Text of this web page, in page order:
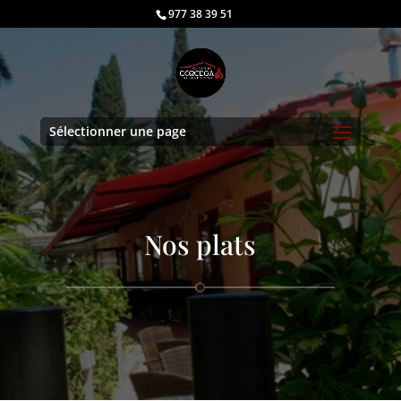
977 38 39 51
Sélectionner une page
Nos plats